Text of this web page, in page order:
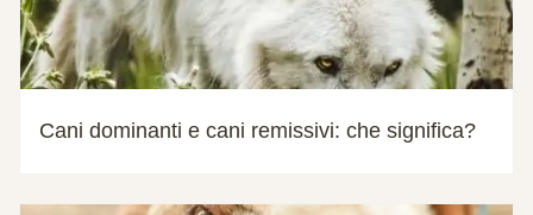
Cani dominanti e cani remissivi: che significa?